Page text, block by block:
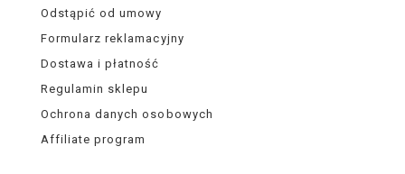
Odstąpić od umowy
Formularz reklamacyjny
Dostawa i płatność
Regulamin sklepu
Ochrona danych osobowych
Affiliate program